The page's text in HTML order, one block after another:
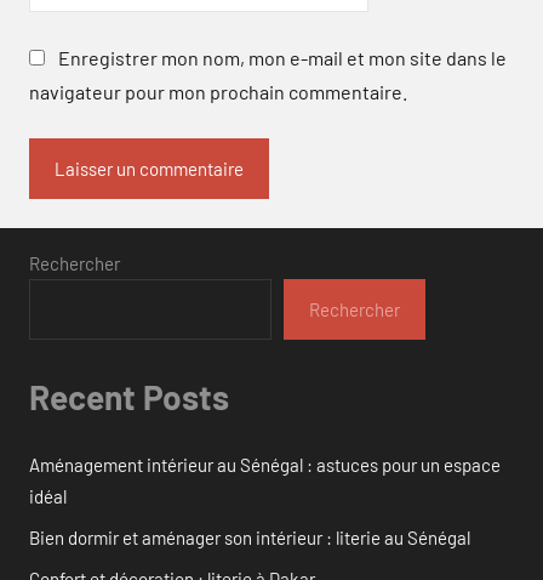
Enregistrer mon nom, mon e-mail et mon site dans le
navigateur pour mon prochain commentaire.
Rechercher
Rechercher
Recent Posts
Aménagement intérieur au Sénégal : astuces pour un espace
idéal
Bien dormir et aménager son intérieur : literie au Sénégal